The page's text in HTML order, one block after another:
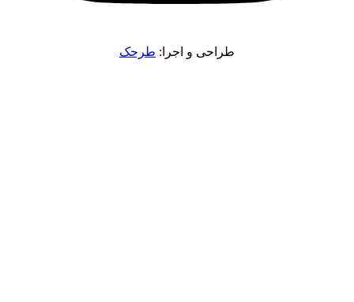
طراحی و اجرا: طرحک